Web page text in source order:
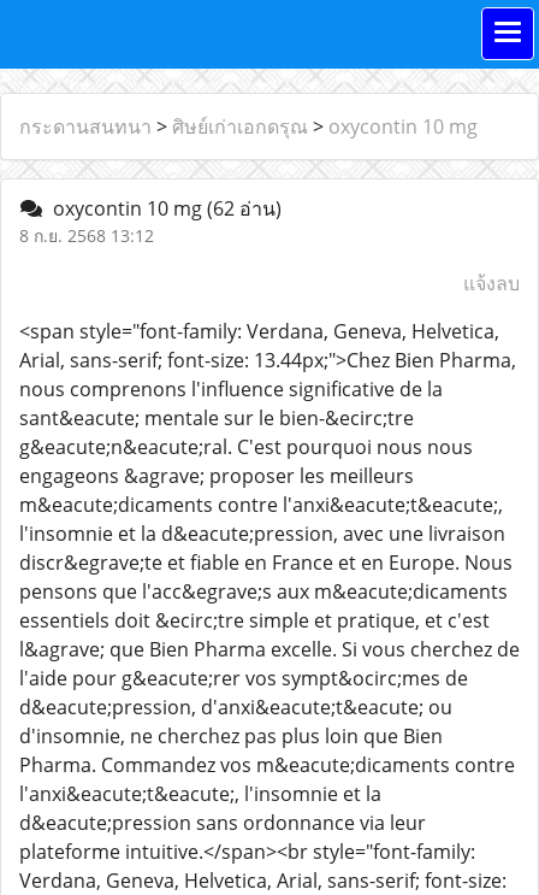
กระดานสนทนา > ศิษย์เก่าเอกดรุณ > oxycontin 10 mg
oxycontin 10 mg(62 อ่าน)
8 ก.ย. 2568 13:12
แจ้งลบ
<span style="font-family: Verdana, Geneva, Helvetica,
Arial, sans-serif; font-size: 13.44px;">Chez Bien Pharma,
nous comprenons l'influence significative de la
sant&eacute; mentale sur le bien-&ecirc;tre
g&eacute;n&eacute;ral. C'est pourquoi nous nous
engageons &agrave; proposer les meilleurs
m&eacute;dicaments contre l'anxi&eacute;t&eacute;,
l'insomnie et la d&eacute;pression, avec une livraison
discr&egrave;te et fiable en France et en Europe. Nous
pensons que l'acc&egrave;s aux m&eacute;dicaments
essentiels doit &ecirc;tre simple et pratique, et c'est
l&agrave; que Bien Pharma excelle. Si vous cherchez de
l'aide pour g&eacute;rer vos sympt&ocirc;mes de
d&eacute;pression, d'anxi&eacute;t&eacute; ou
d'insomnie, ne cherchez pas plus loin que Bien
Pharma. Commandez vos m&eacute;dicaments contre
l'anxi&eacute;t&eacute;, l'insomnie et la
d&eacute;pression sans ordonnance via leur
plateforme intuitive.</span><br style="font-family:
Verdana, Geneva, Helvetica, Arial, sans-serif; font-size: